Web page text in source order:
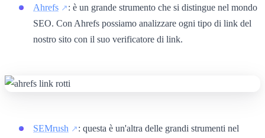
Ahrefs
: è un grande strumento che si distingue nel mondo
SEO. Con Ahrefs possiamo analizzare ogni tipo di link del
nostro sito con il suo verificatore di link.
SEMrush
: questa è un'altra delle grandi strumenti nel